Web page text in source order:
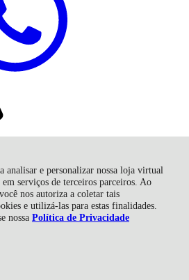
analisar e personalizar nossa loja virtual
em serviços de terceiros parceiros. Ao
nos autoriza a coletar tais
e utilizá-las para estas finalidades.
nossa Política de Privacidade
(12) 3646-